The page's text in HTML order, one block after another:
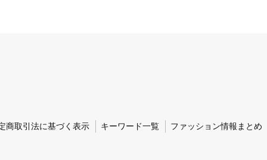
商取引法に基づく表示 キーワード一覧 ファッション情報まとめ